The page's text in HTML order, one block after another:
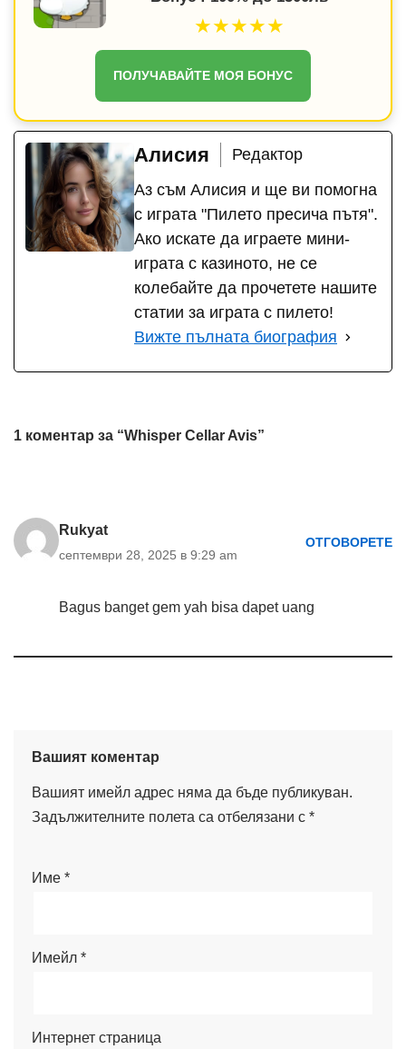
★★★★★
ПОЛУЧАВАЙТЕ МОЯ БОНУС
Алисия
Редактор
Аз съм Алисия и ще ви помогна
с играта "Пилето пресича пътя".
Ако искате да играете мини-
играта с казиното, не се
колебайте да прочетете нашите
статии за играта с пилето!
Вижте пълната биография
1 коментар за “Whisper Cellar Avis”
Rukyat
септември 28, 2025 в 9:29 am
ОТГОВОРЕТЕ
Bagus banget gem yah bisa dapet uang
Вашият коментар
Вашият имейл адрес няма да бъде публикуван.
Задължителните полета са отбелязани с *
Име *
Имейл *
Интернет страница